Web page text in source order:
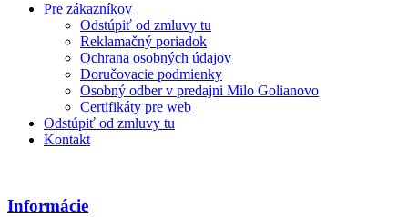
Pre zákazníkov
Odstúpiť od zmluvy tu
Reklamačný poriadok
Ochrana osobných údajov
Doručovacie podmienky
Osobný odber v predajni Milo Golianovo
Certifikáty pre web
Odstúpiť od zmluvy tu
Kontakt
Informácie